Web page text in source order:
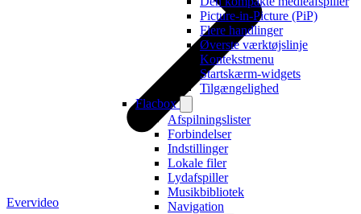
Picture-in-Picture (PiP)
Flere handlinger
Øverste værktøjslinje
Kontekstmenu
Startskærm-widgets
Tilgængelighed
Flacbox
Afspilningslister
Forbindelser
Indstillinger
Lokale filer
Lydafspiller
Musikbibliotek
Navigation
Evervideo